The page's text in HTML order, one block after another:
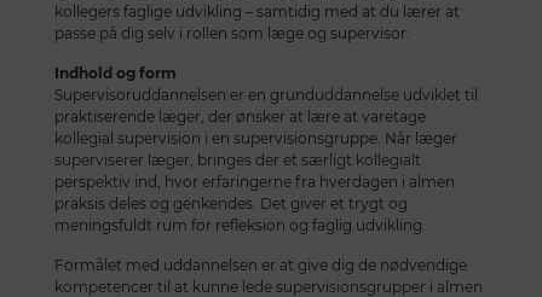
kollegers faglige udvikling – samtidig med at du lærer at
passe på dig selv i rollen som læge og supervisor.
Indhold og form
Supervisoruddannelsen er en grunduddannelse udviklet til
praktiserende læger, der ønsker at lære at varetage
kollegial supervision i en supervisionsgruppe. Når læger
superviserer læger, bringes der et særligt kollegialt
perspektiv ind, hvor erfaringerne fra hverdagen i almen
praksis deles og genkendes. Det giver et trygt og
meningsfuldt rum for refleksion og faglig udvikling.
Formålet med uddannelsen er at give dig de nødvendige
kompetencer til at kunne lede supervisionsgrupper i almen